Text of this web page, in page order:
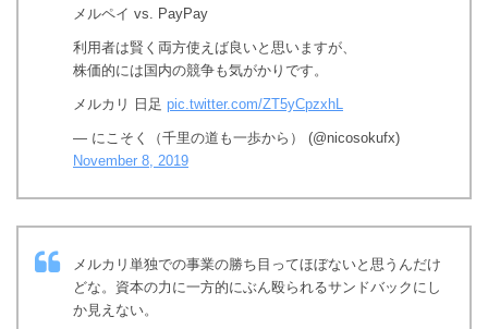
メルペイ vs. PayPay
利用者は賢く両方使えば良いと思いますが、
株価的には国内の競争も気がかりです。
メルカリ 日足 pic.twitter.com/ZT5yCpzxhL
— にこそく（千里の道も一歩から） (@nicosokufx)
November 8, 2019
メルカリ単独での事業の勝ち目ってほぼないと思うんだけ
どな。資本の力に一方的にぶん殴られるサンドバックにし
か見えない。